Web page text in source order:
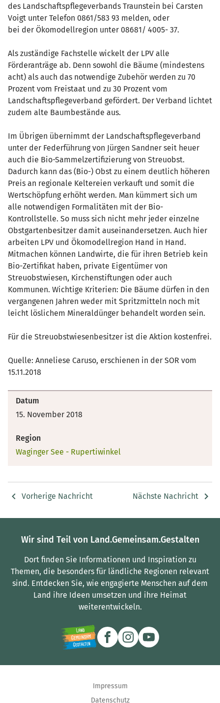
des Landschaftspflegeverbands Traunstein bei Carsten
Voigt unter Telefon 0861/583 93 melden, oder
bei der Ökomodellregion unter 08681/ 4005- 37.
Als zuständige Fachstelle wickelt der LPV alle
Förderanträge ab. Denn sowohl die Bäume (mindestens
acht) als auch das notwendige Zubehör werden zu 70
Prozent vom Freistaat und zu 30 Prozent vom
Landschaftspflegeverband gefördert. Der Verband lichtet
zudem alte Baumbestände aus.
Im Übrigen übernimmt der Landschaftspflegeverband
unter der Federführung von Jürgen Sandner seit heuer
auch die Bio-Sammelzertifizierung von Streuobst.
Dadurch kann das (Bio-) Obst zu einem deutlich höheren
Preis an regionale Keltereien verkauft und somit die
Wertschöpfung erhöht werden. Man kümmert sich um
alle notwendigen Formalitäten mit der Bio-
Kontrollstelle. So muss sich nicht mehr jeder einzelne
Obstgartenbesitzer damit auseinandersetzen. Auch hier
arbeiten LPV und Ökomodellregion Hand in Hand.
Mitmachen können Landwirte, die für ihren Betrieb kein
Bio-Zertifikat haben, private Eigentümer von
Streuobstwiesen, Kirchenstiftungen oder auch
Kommunen. Wichtige Kriterien: Die Bäume dürfen in den
vergangenen Jahren weder mit Spritzmitteln noch mit
leicht löslichem Mineraldünger behandelt worden sein.
Für die Streuobstwiesenbesitzer ist die Aktion kostenfrei.
Quelle: Anneliese Caruso, erschienen in der SOR vom
15.11.2018
Datum
15. November 2018
Region
Waginger See - Rupertiwinkel
Vorherige Nachricht Nächste Nachricht
Wir sind Teil von Land.Gemeinsam.Gestalten
Dort finden Sie Informationen und Inspiration zu
Themen, die besonders für ländliche Regionen relevant
sind. Entdecken Sie, wie engagierte Menschen auf dem
Land ihre Ideen umsetzen und ihre Heimat
weiterentwickeln.
Impressum
Datenschutz